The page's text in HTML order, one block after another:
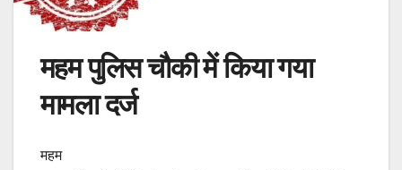
महम पुलिस चौकी में किया गया
मामला दर्ज
महम